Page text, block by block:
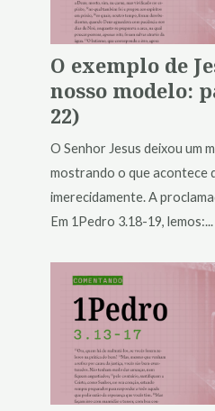
O exemplo de
nosso modelo:
22)
O Senhor Jesus deixou um
mostrando o que acontece
imerecidamente. A
Em 1Pedro 3.18-19, lemos:...